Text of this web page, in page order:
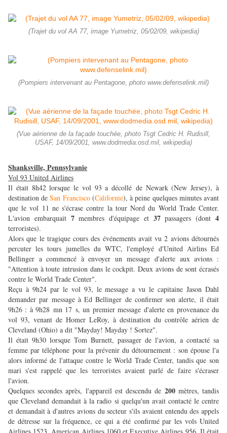
(Trajet du vol AA 77, image Yumetriz, 05/02/09, wikipedia)
(Pompiers intervenant au Pentagone, photo www.defenselink.mil)
(Vue aérienne de la façade touchée, photo Tsgt Cedric H. Rudisill,
USAF, 14/09/2001, www.dodmedia.osd.mil, wikipedia)
Shanksville, Pennsylvanie
Vol 93 United Airlines
Il était 8h42 lorsque le vol 93 a décollé de Newark (New Jersey), à
destination deSan Francisco(Californie), à peine quelques minutes avant
que le vol 11 ne s'écrase contre la tour Nord du World Trade Center.
L'avion embarquait 7membres d'équipage et 37passagers (dont4
terroristes).
Alors que le tragique cours des événements avait vu 2 avions détournés
percuter les tours jumelles du WTC, l'employé d'United Airlins Ed
Bellinger a commencé à envoyer un message d'alerte aux avions :
"Attention à toute intrusion dans le cockpit. Deux avions de sont écrasés
contre le World Trade Center".
Reçu à 9h24 par le vol 93, le message a vu le capitaine Jason Dahl
demander par message à Ed Bellinger de confirmer son alerte, il était
9h26 : à 9h28 mn 17 s, un premier message d'alerte en provenance du
vol 93, venant de Homer LeRoy, à destination du contrôle aérien de
Cleveland (Ohio) a dit "Mayday! Mayday ! Sortez".
Il était 9h30 lorsque Tom Burnett, passager de l'avion, a contacté sa
femme par téléphone pour la prévenir du détournement : son épouse l'a
alors informé de l'attaque contre le World Trade Center, tandis que son
mari s'est rappelé que les terroristes avaient parlé de faire s'écraser
l'avion.
Quelques secondes après, l'appareil est descendu de 200mètres, tandis
que Cleveland demandait à la radio si quelqu'un avait contacté le centre
et demandait à d'autres avions du secteur s'ils avaient entendu des appels
de détresse sur la fréquence, ce qui a été confirmé par les vols United